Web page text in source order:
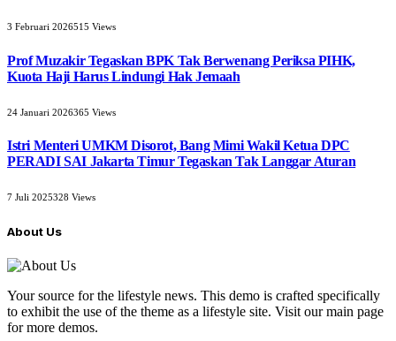
3 Februari 2026515 Views
Prof Muzakir Tegaskan BPK Tak Berwenang Periksa PIHK,
Kuota Haji Harus Lindungi Hak Jemaah
24 Januari 2026365 Views
Istri Menteri UMKM Disorot, Bang Mimi Wakil Ketua DPC
PERADI SAI Jakarta Timur Tegaskan Tak Langgar Aturan
7 Juli 2025328 Views
About Us
Your source for the lifestyle news. This demo is crafted specifically
to exhibit the use of the theme as a lifestyle site. Visit our main page
for more demos.